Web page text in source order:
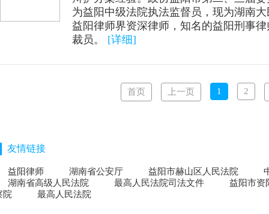
为益阳中级法院执法监督员，现为湖南
益阳律师界资深律师，知名的益阳刑事
裁员。 [详细]
首页 上一页 1 2
友情链接
益阳律师 湖南省公安厅 益阳市赫山区人民法院
湖南省高级人民法院
最高人民法院司法文件
益阳市资
院
最高人民法院